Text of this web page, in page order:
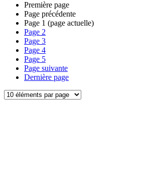
Première page
Page précédente
Page 1 (page actuelle)
Page 2
Page 3
Page 4
Page 5
Page suivante
Dernière page